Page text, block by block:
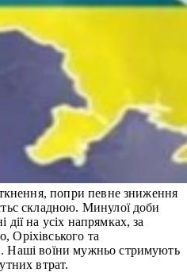
попри певне зниження
складною. Минулої доби
дії на усіх напрямках, за
Оріхівського та
Наші воїни мужньо стримують
втрат.